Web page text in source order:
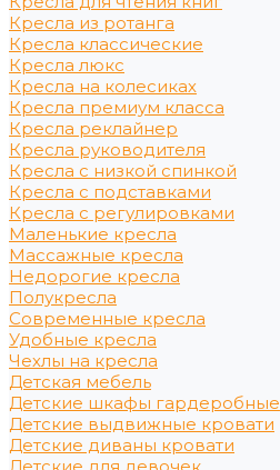
Кресла из ротанга
Кресла классические
Кресла люкс
Кресла на колесиках
Кресла премиум класса
Кресла реклайнер
Кресла руководителя
Кресла с низкой спинкой
Кресла с подставками
Кресла с регулировками
Маленькие кресла
Массажные кресла
Недорогие кресла
Полукресла
Современные кресла
Удобные кресла
Чехлы на кресла
Детская мебель
Детские шкафы гардеробные
Детские выдвижные кровати
Детские диваны кровати